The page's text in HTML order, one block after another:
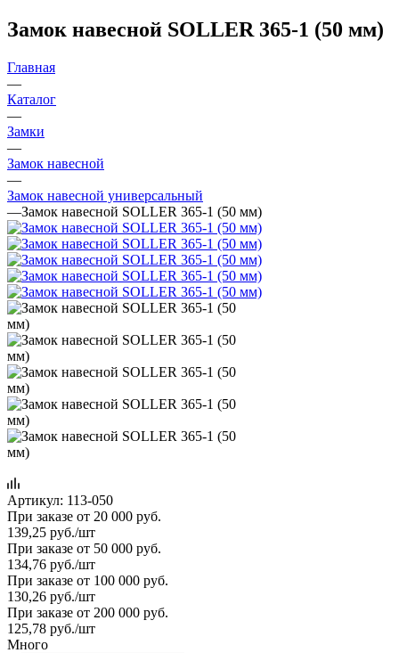
Замок навесной SOLLER 365-1 (50 мм)
Главная
—
Каталог
—
Замки
—
Замок навесной
—
Замок навесной универсальный
—Замок навесной SOLLER 365-1 (50 мм)
Артикул: 113-050
При заказе от 20 000 руб.
139,25 руб./шт
При заказе от 50 000 руб.
134,76 руб./шт
При заказе от 100 000 руб.
130,26 руб./шт
При заказе от 200 000 руб.
125,78 руб./шт
Много